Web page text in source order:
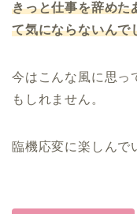
きっと仕事を辞めた
て気にならないんで
今はこんな風に思っ
もしれません。
臨機応変に楽しんで